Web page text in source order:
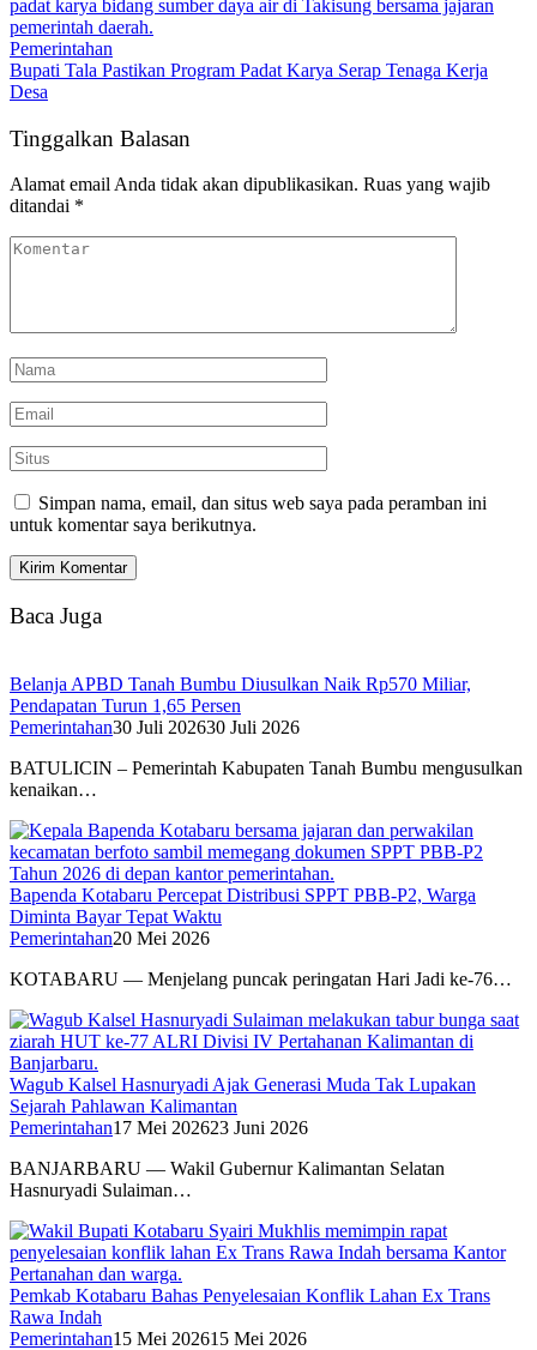
Pemerintahan
Bupati Tala Pastikan Program Padat Karya Serap Tenaga Kerja
Desa
Tinggalkan Balasan
Alamat email Anda tidak akan dipublikasikan. Ruas yang wajib
ditandai *
Simpan nama, email, dan situs web saya pada peramban ini
untuk komentar saya berikutnya.
Baca Juga
Belanja APBD Tanah Bumbu Diusulkan Naik Rp570 Miliar,
Pendapatan Turun 1,65 Persen
Pemerintahan30 Juli 202630 Juli 2026
BATULICIN – Pemerintah Kabupaten Tanah Bumbu mengusulkan
kenaikan…
Bapenda Kotabaru Percepat Distribusi SPPT PBB-P2, Warga
Diminta Bayar Tepat Waktu
Pemerintahan20 Mei 2026
KOTABARU — Menjelang puncak peringatan Hari Jadi ke-76…
Wagub Kalsel Hasnuryadi Ajak Generasi Muda Tak Lupakan
Sejarah Pahlawan Kalimantan
Pemerintahan17 Mei 202623 Juni 2026
BANJARBARU — Wakil Gubernur Kalimantan Selatan
Hasnuryadi Sulaiman…
Pemkab Kotabaru Bahas Penyelesaian Konflik Lahan Ex Trans
Rawa Indah
Pemerintahan15 Mei 202615 Mei 2026